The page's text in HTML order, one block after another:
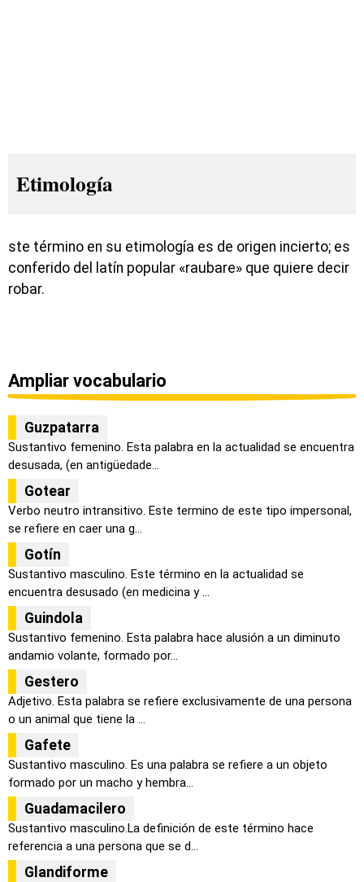
Etimología
ste término en su etimología es de origen incierto; es
conferido del latín popular «raubare» que quiere decir
robar.
Ampliar vocabulario
Guzpatarra
Sustantivo femenino. Esta palabra en la actualidad se encuentra
desusada, (en antigüedade...
Gotear
Verbo neutro intransitivo. Este termino de este tipo impersonal,
se refiere en caer una g...
Gotín
Sustantivo masculino. Este término en la actualidad se
encuentra desusado (en medicina y ...
Guindola
Sustantivo femenino. Esta palabra hace alusión a un diminuto
andamio volante, formado por...
Gestero
Adjetivo. Esta palabra se refiere exclusivamente de una persona
o un animal que tiene la ...
Gafete
Sustantivo masculino. Es una palabra se refiere a un objeto
formado por un macho y hembra...
Guadamacilero
Sustantivo masculino.La definición de este término hace
referencia a una persona que se d...
Glandiforme